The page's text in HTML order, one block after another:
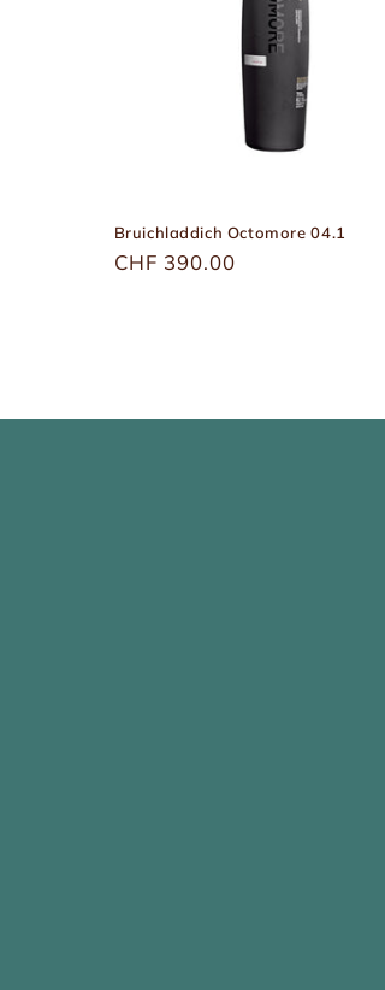
Bruichladdich Octomore 04.1
Üblicher
CHF 390.00